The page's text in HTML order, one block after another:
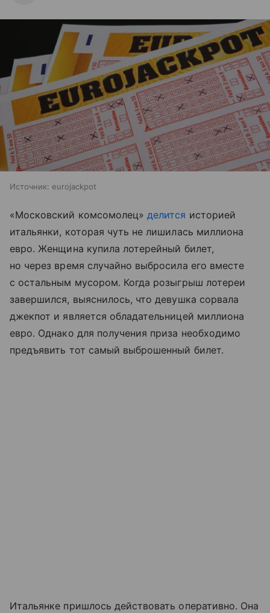
Источник: eurojackpot
«Московский комсомолец»делится историей
итальянки, которая чуть не лишилась миллиона
евро. Женщина купила лотерейный билет,
но через время случайно выбросила его вместе
с остальным мусором. Когда розыгрыш лотереи
завершился, выяснилось, что девушка сорвала
джекпот и является обладательницей миллиона
евро. Однако для получения приза необходимо
предъявить тот самый выброшенный билет.
Итальянке пришлось действовать оперативно. Она